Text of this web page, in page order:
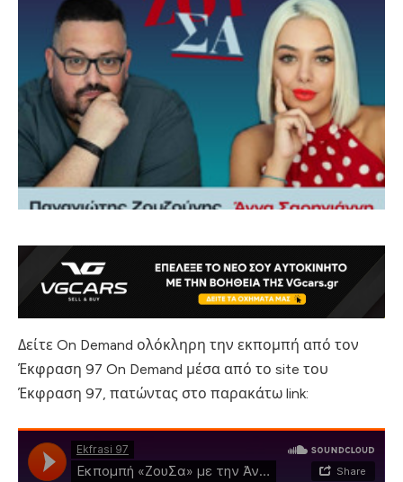
Δείτε On Demand ολόκληρη την εκπομπή από τον
Έκφραση 97 On Demand μέσα από το site του
Έκφραση 97, πατώντας στο παρακάτω link: